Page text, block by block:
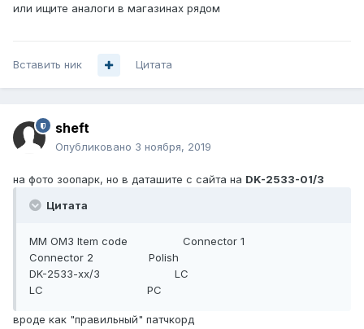
или ищите аналоги в магазинах рядом
Вставить ник Цитата
sheft
Опубликовано 3 ноября, 2019
на фото зоопарк, но в даташите с сайта на DK-2533-01/3
Цитата
MM OM3 Item code Connector 1
Connector 2 Polish
DK-2533-xx/3 LC
LC PC
вроде как "правильный" патчкорд